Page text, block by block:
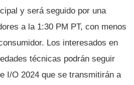
y será seguido por una
a la 1:30 PM PT, con menos
Los interesados en
técnicas podrán seguir
I/O 2024 que se transmitirán a